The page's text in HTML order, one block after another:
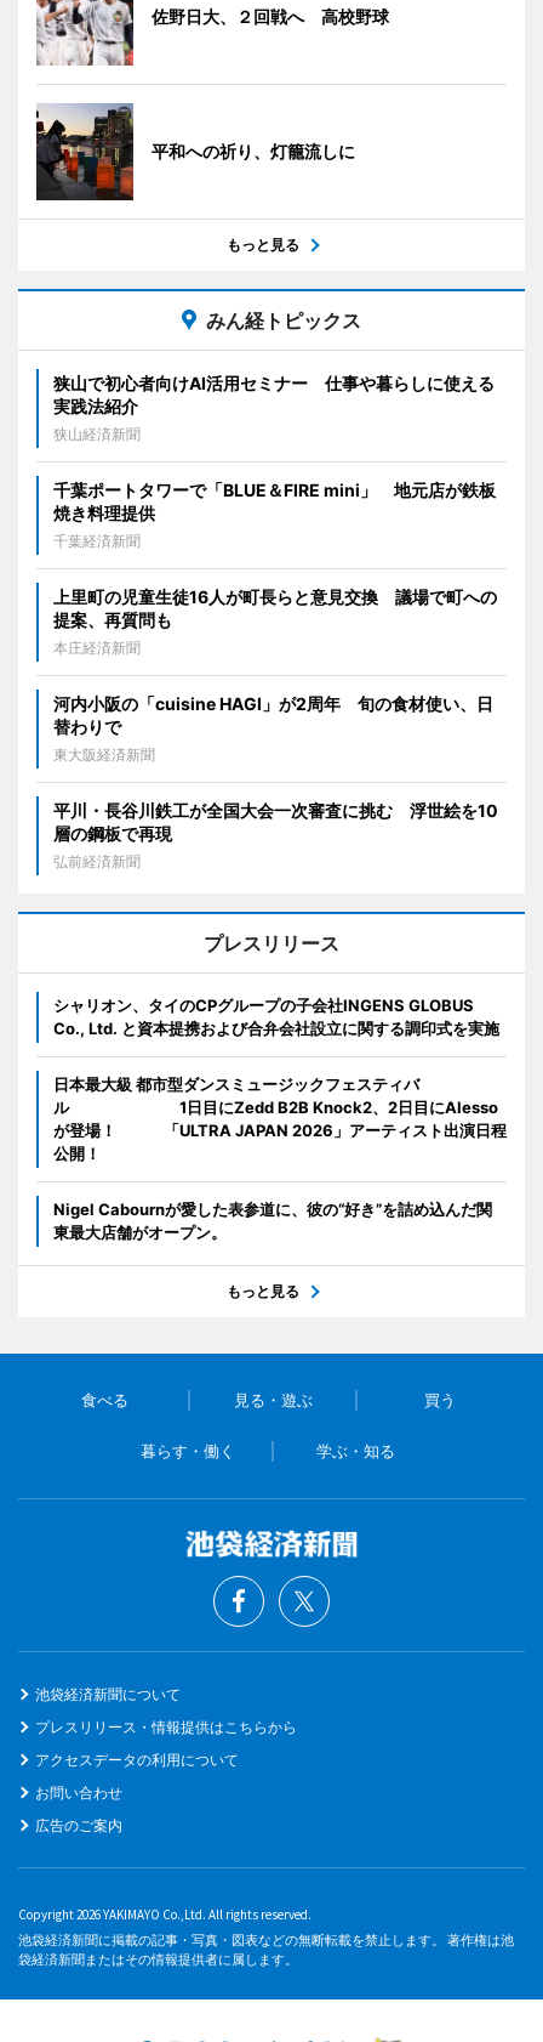
佐野日大、２回戦へ 高校野球
平和への祈り、灯籠流しに
もっと見る
みん経トピックス
狭山で初心者向けAI活用セミナー 仕事や暮らしに使える
実践法紹介
狭山経済新聞
千葉ポートタワーで「BLUE＆FIRE mini」 地元店が鉄板
焼き料理提供
千葉経済新聞
上里町の児童生徒16人が町長らと意見交換 議場で町への
提案、再質問も
本庄経済新聞
河内小阪の「cuisine HAGI」が2周年 旬の食材使い、日
替わりで
東大阪経済新聞
平川・長谷川鉄工が全国大会一次審査に挑む 浮世絵を10
層の鋼板で再現
弘前経済新聞
プレスリリース
シャリオン、タイのCPグループの子会社INGENS GLOBUS
Co., Ltd. と資本提携および合弁会社設立に関する調印式を実施
日本最大級 都市型ダンスミュージックフェスティバ
ル 1日目にZedd B2B Knock2、2日目にAlesso
が登場！ 「ULTRA JAPAN 2026」アーティスト出演日程
公開！
Nigel Cabournが愛した表参道に、彼の“好き”を詰め込んだ関
東最大店舗がオープン。
もっと見る
食べる 見る・遊ぶ 買う
暮らす・働く 学ぶ・知る
池袋経済新聞について
プレスリリース・情報提供はこちらから
アクセスデータの利用について
お問い合わせ
広告のご案内
Copyright 2026 YAKIMAYO Co.,Ltd. All rights reserved.
池袋経済新聞に掲載の記事・写真・図表などの無断転載を禁止します。 著作権は池
袋経済新聞またはその情報提供者に属します。